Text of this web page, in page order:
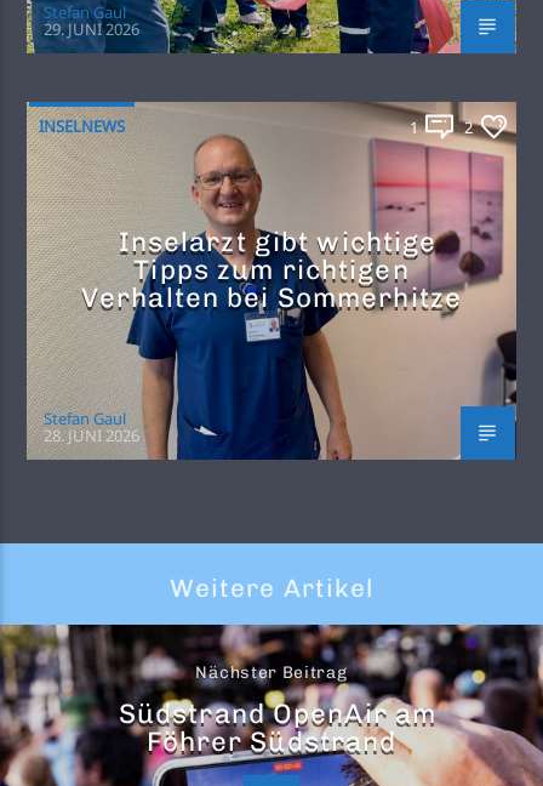
Stefan Gaul
29. JUNI 2026
INSELNEWS 1 2
Inselarzt gibt wichtige
Tipps zum richtigen
Verhalten bei Sommerhitze
Stefan Gaul
28. JUNI 2026
Weitere Artikel
Nächster Beitrag
Südstrand OpenAir am
Föhrer Südstrand